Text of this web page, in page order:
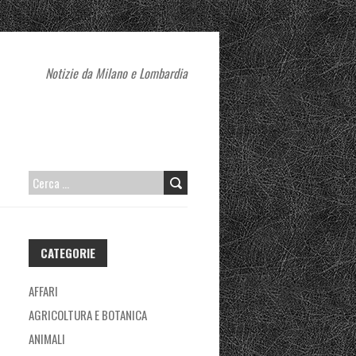
Notizie da Milano e Lombardia
RICERCA
CATEGORIE
AFFARI
AGRICOLTURA E BOTANICA
ANIMALI